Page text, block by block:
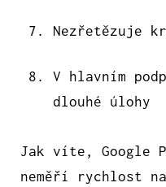
Nezřetězuje
V hlavním
dlouhé úlohy
Jak víte, Google
neměří rychlost